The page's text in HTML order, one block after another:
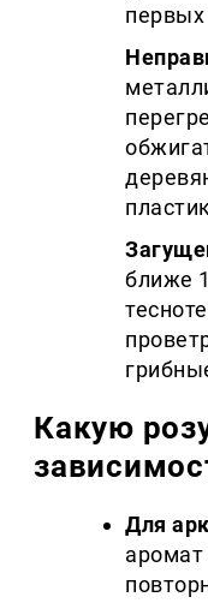
первых
ближе
Какую
Для
аромат